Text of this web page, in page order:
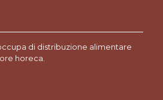
di distribuzione alimentare
horeca.